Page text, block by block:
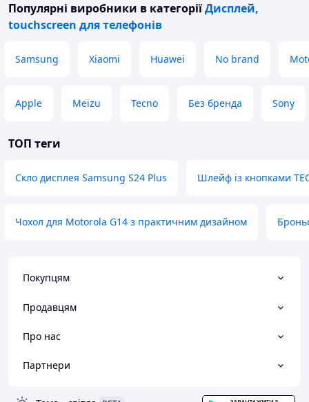
Популярні виробники в категоріїДисплей,
touchscreen для телефонів
Samsung Xiaomi Huawei No brand
Apple Meizu Tecno Без бренда Sony
ТОП теги
Скло дисплея Samsung S24 Plus Шлейф із кнопками
Чохол для Motorola G14 з практичним дизайном
Покупцям
Продавцям
Про нас
Партнери